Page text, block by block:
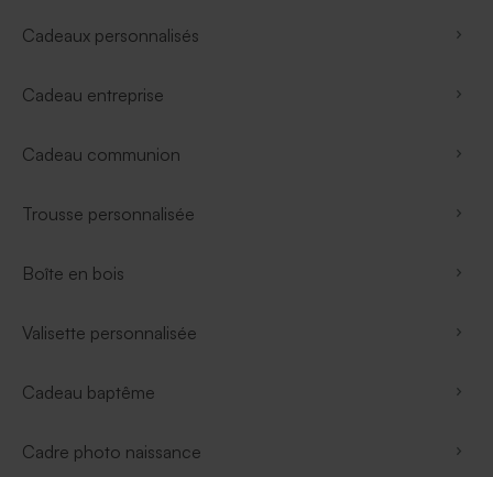
Cadeaux personnalisés
Cadeau entreprise
Cadeau communion
Trousse personnalisée
Boîte en bois
Valisette personnalisée
Cadeau baptême
Cadre photo naissance